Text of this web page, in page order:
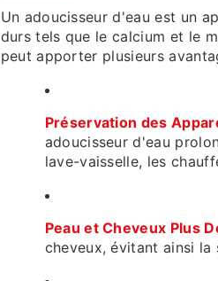
Un adoucisseur d'eau est un
durs tels que le calcium et le
peut apporter plusieurs
Préservation des
adoucisseur d'eau
lave-vaisselle, les
Peau et Cheveux Plus
cheveux, évitant ainsi